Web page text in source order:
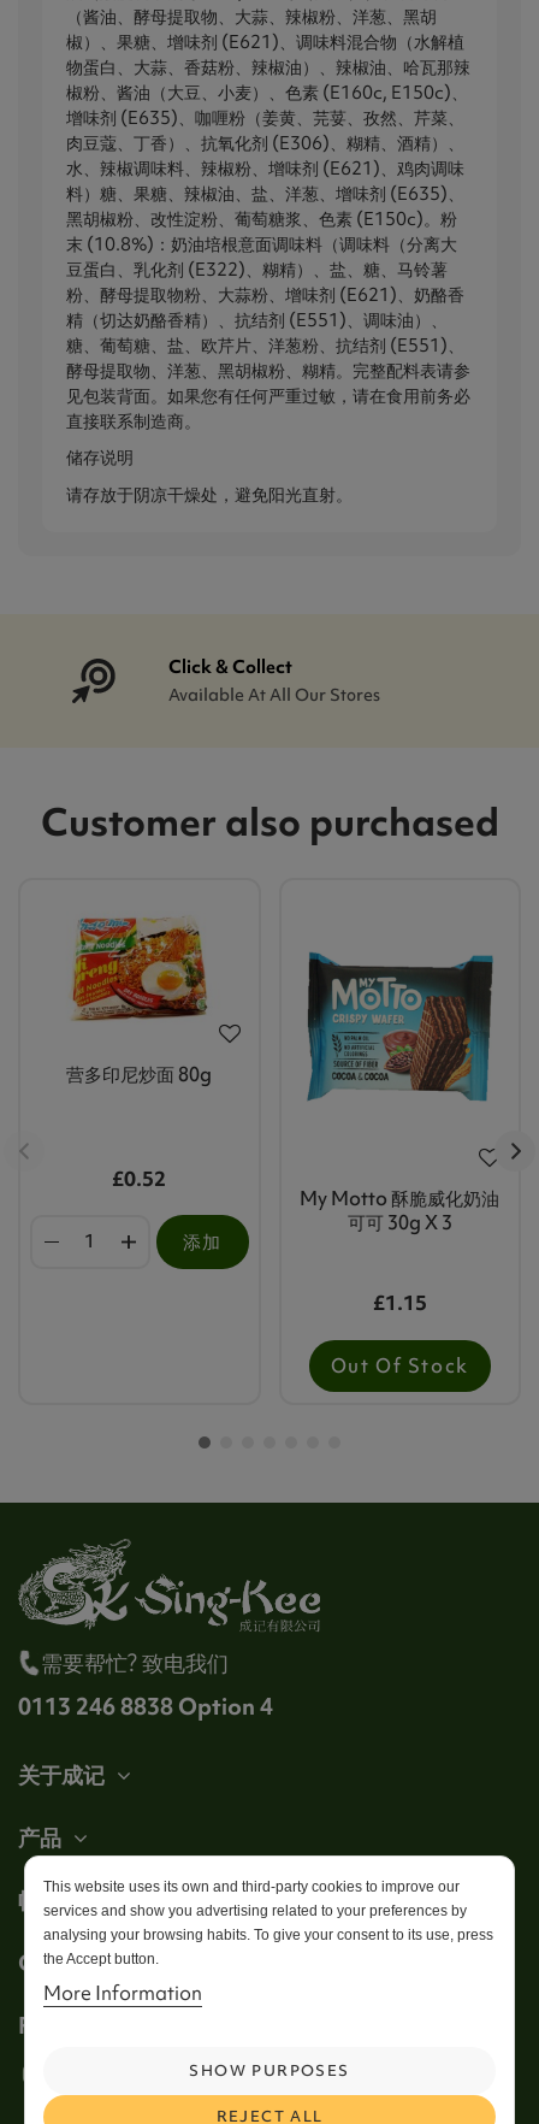
（酱油、酵母提取物、大蒜、辣椒粉、洋葱、黑胡
椒）、果糖、增味剂 (E621)、调味料混合物（水解植
物蛋白、大蒜、香菇粉、辣椒油）、辣椒油、哈瓦那辣
椒粉、酱油（大豆、小麦）、色素 (E160c, E150c)、
增味剂 (E635)、咖喱粉（姜黄、芫荽、孜然、芹菜、
肉豆蔻、丁香）、抗氧化剂 (E306)、糊精、酒精）、
水、辣椒调味料、辣椒粉、增味剂 (E621)、鸡肉调味
料）糖、果糖、辣椒油、盐、洋葱、增味剂 (E635)、
黑胡椒粉、改性淀粉、葡萄糖浆、色素 (E150c)。粉
末 (10.8%)：奶油培根意面调味料（调味料（分离大
豆蛋白、乳化剂 (E322)、糊精）、盐、糖、马铃薯
粉、酵母提取物粉、大蒜粉、增味剂 (E621)、奶酪香
精（切达奶酪香精）、抗结剂 (E551)、调味油）、
糖、葡萄糖、盐、欧芹片、洋葱粉、抗结剂 (E551)、
酵母提取物、洋葱、黑胡椒粉、糊精。完整配料表请参
见包装背面。如果您有任何严重过敏，请在食用前务必
直接联系制造商。
储存说明
请存放于阴凉干燥处，避免阳光直射。
Click & Collect
Available At All Our Stores
Customer also purchased
营多印尼炒面 80g
£0.52
添加
My Motto 酥脆威化奶油
可可 30g X 3
£1.15
Out Of Stock
需要帮忙? 致电我们
0113 246 8838 Option 4
关于成记
产品
帐户
Get in touch
This website uses its own and third-party cookies to improve our
services and show you advertising related to your preferences by
analysing your browsing habits. To give your consent to its use, press
the Accept button.
More Information
REJECT ALL
SHOW PURPOSES
Follow us